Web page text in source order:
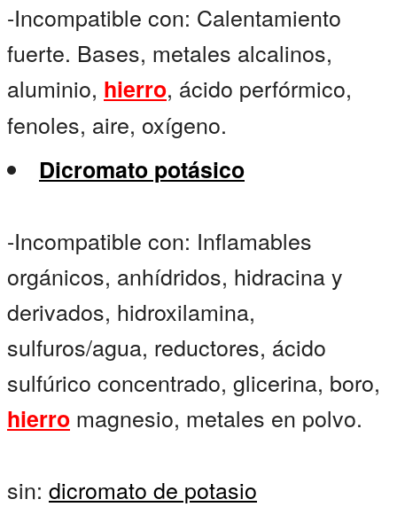
-Incompatible con: Calentamiento
fuerte. Bases, metales alcalinos,
aluminio, hierro, ácido perfórmico,
fenoles, aire, oxígeno.
Dicromato potásico
-Incompatible con: Inflamables
orgánicos, anhídridos, hidracina y
derivados, hidroxilamina,
sulfuros/agua, reductores, ácido
sulfúrico concentrado, glicerina, boro,
hierro magnesio, metales en polvo.
sin: dicromato de potasio